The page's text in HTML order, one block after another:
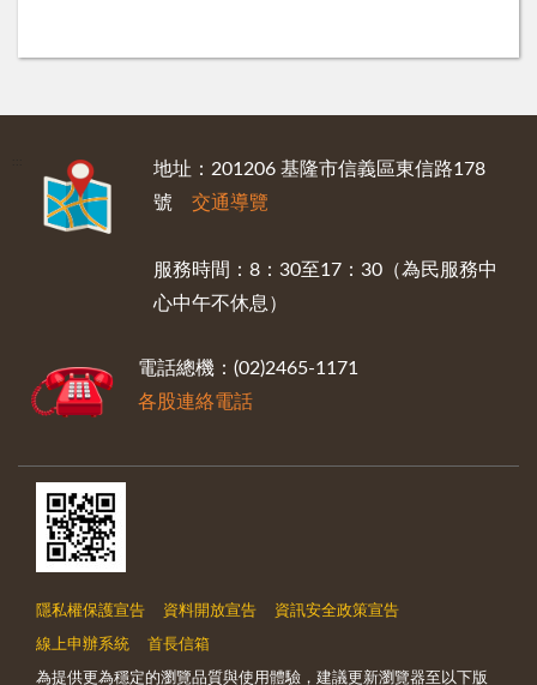
地址：201206 基隆市信義區東信路178
號 交通導覽
服務時間：8：30至17：30（為民服務中
心中午不休息）
電話總機：(02)2465-1171
各股連絡電話
隱私權保護宣告 資料開放宣告 資訊安全政策宣告
線上申辦系統 首長信箱
為提供更為穩定的瀏覽品質與使用體驗，建議更新瀏覽器至以下版